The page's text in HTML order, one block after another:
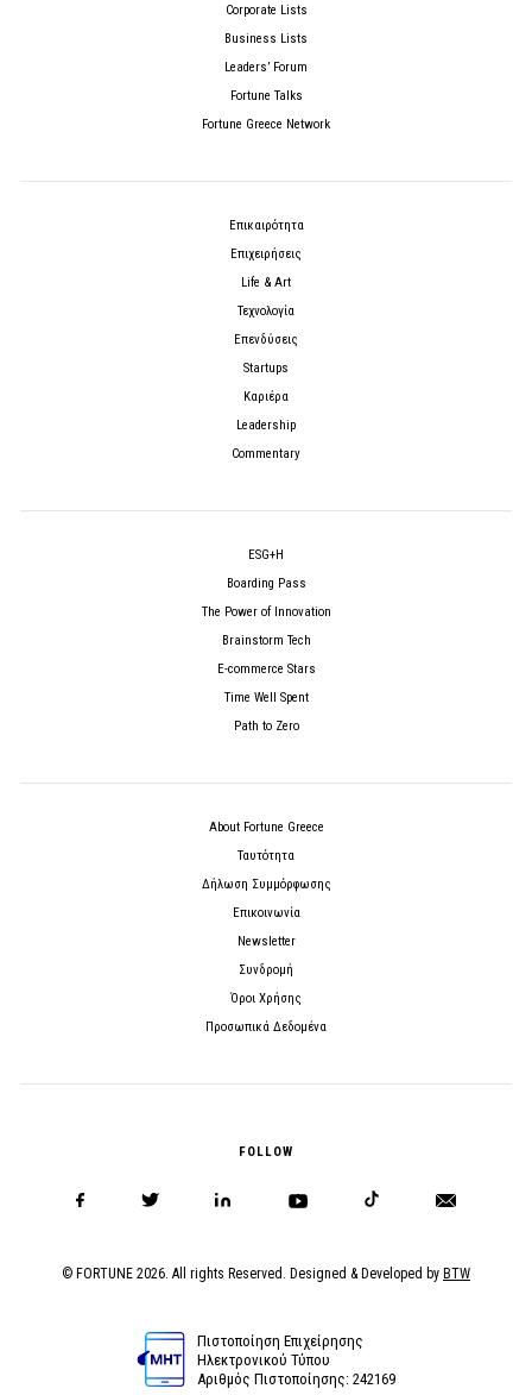
Corporate Lists
Business Lists
Leaders’ Forum
Fortune Talks
Fortune Greece Network
Επικαιρότητα
Επιχειρήσεις
Life & Art
Τεχνολογία
Επενδύσεις
Startups
Καριέρα
Leadership
Commentary
ESG+H
Boarding Pass
The Power of Innovation
Brainstorm Tech
E-commerce Stars
Time Well Spent
Path to Zero
About Fortune Greece
Ταυτότητα
Δήλωση Συμμόρφωσης
Επικοινωνία
Newsletter
Συνδρομή
Όροι Χρήσης
Προσωπικά Δεδομένα
FOLLOW
© FORTUNE 2026. All rights Reserved. Designed & Developed by BTW
Πιστοποίηση Επιχείρησης
Ηλεκτρονικού Τύπου
Αριθμός Πιστοποίησης: 242169